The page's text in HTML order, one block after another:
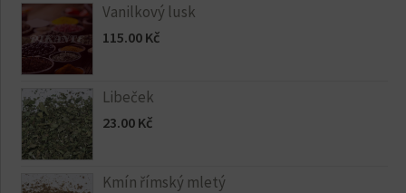
Vanilkový lusk
115.00 Kč
Libeček
23.00 Kč
Kmín římský mletý